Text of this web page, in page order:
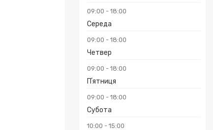
09:00 18:00
Середа
09:00 18:00
Четвер
09:00 18:00
Пʼятниця
09:00 18:00
Субота
10:00 15:00